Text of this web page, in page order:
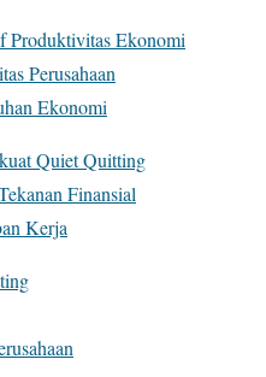
Produktivitas Ekonomi
Perusahaan
Ekonomi
Quiet Quitting
Finansial
Kerja